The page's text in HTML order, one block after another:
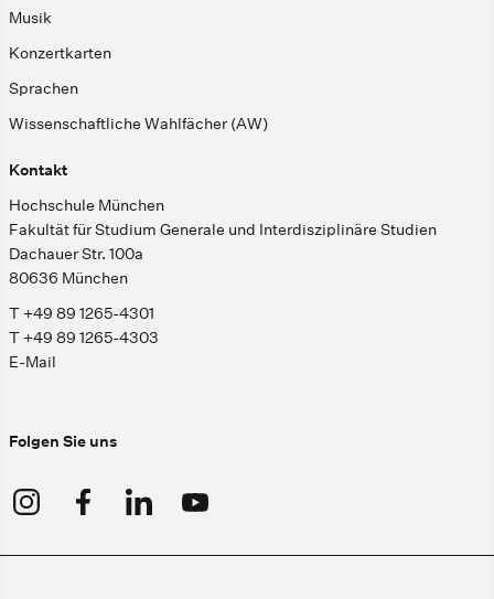
Musik
Konzertkarten
Sprachen
Wissenschaftliche Wahlfächer (AW)
Kontakt
Hochschule München
Fakultät für Studium Generale und Interdisziplinäre Studien
Dachauer Str. 100a
80636 München
T +49 89 1265-4301
T +49 89 1265-4303
E-Mail
Folgen Sie uns